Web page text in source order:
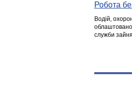
Робота
Водій,
облаштовано
служби